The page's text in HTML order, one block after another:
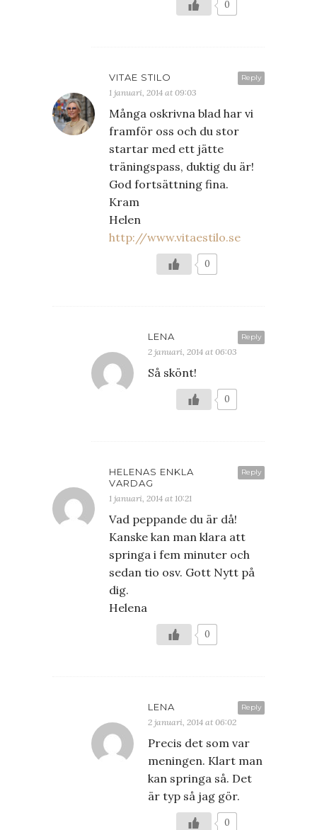
0
Reply
VITAE STILO
1 januari, 2014 at 09:03
Många oskrivna blad har vi
framför oss och du stor
startar med ett jätte
träningspass, duktig du är!
God fortsättning fina.
Kram
Helen
http://www.vitaestilo.se
0
Reply
LENA
2 januari, 2014 at 06:03
Så skönt!
0
Reply
HELENAS ENKLA
VARDAG
1 januari, 2014 at 10:21
Vad peppande du är då!
Kanske kan man klara att
springa i fem minuter och
sedan tio osv. Gott Nytt på
dig.
Helena
0
Reply
LENA
2 januari, 2014 at 06:02
Precis det som var
meningen. Klart man
kan springa så. Det
är typ så jag gör.
0